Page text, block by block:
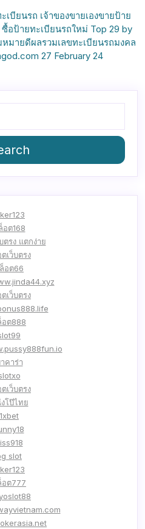
เบียนรถ เจ้าของขายเองขายป้าย
อป้ายทะเบียนรถใหม่ Top 29 by
มายดีผลรวมเลขทะเบียนรถมงคล
27 February 24
อต168
ตรง แตกง่าย
เว็บตรง
อต66
เว็บตรง
อต888
คาร่า
เว็บตรง
โป๊ไทย
1xbet
slot
อต777